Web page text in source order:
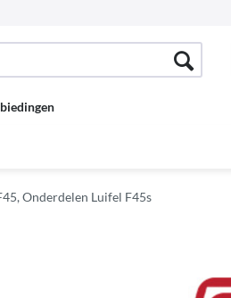
Onderdelen Luifel F45s